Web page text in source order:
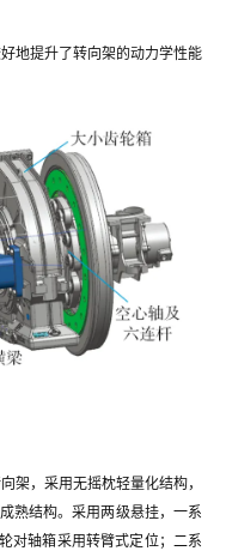
地提升了转向架的动力学性能
架，采用无摇枕轻量化结构，
熟结构。采用两级悬挂，一系
对轴箱采用转臂式定位；二系